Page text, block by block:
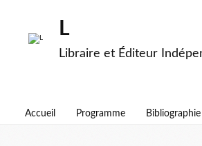
L
Libraire et Éditeur
Accueil Programme Bibliographie